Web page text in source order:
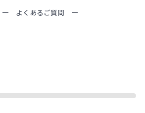
よくあるご質問